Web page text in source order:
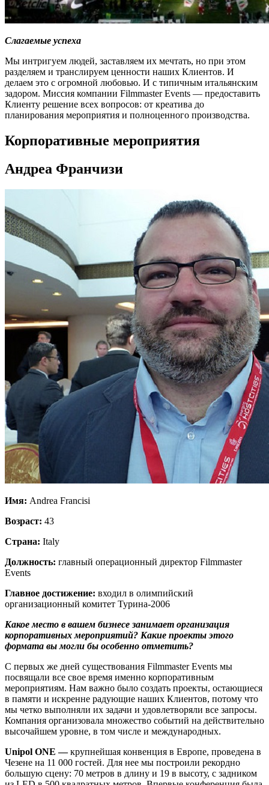
Слагаемые успеха
Мы интригуем людей, заставляем их мечтать, но при этом
разделяем и транслируем ценности наших Клиентов. И
делаем это с огромной любовью. И с типичным итальянским
задором. Миссия компании Filmmaster Events — предоставить
Клиенту решение всех вопросов: от креатива до
планирования мероприятия и полноценного производства.
Корпоративные мероприятия
Андреа Франчизи
Имя: Andrea Francisi
Возраст: 43
Страна: Italy
Должность: главный операционный директор Filmmaster
Events
Главное достижение: входил в олимпийский
организационный комитет Турина-2006
Какое место в вашем бизнесе занимает организация
корпоративных мероприятий? Какие проекты этого
формата вы могли бы особенно отметить?
С первых же дней существования Filmmaster Events мы
посвящали все свое время именно корпоративным
мероприятиям. Нам важно было создать проекты, остающиеся
в памяти и искренне радующие наших Клиентов, потому что
мы четко выполняли их задачи и удовлетворяли все запросы.
Компания организовала множество событий на действительно
высочайшем уровне, в том числе и международных.
Unipol ONE —крупнейшая конвенция в Европе, проведена в
Чезене на 11 000 гостей. Для нее мы построили рекордно
большую сцену: 70 метров в длину и 19 в высоту, с задником